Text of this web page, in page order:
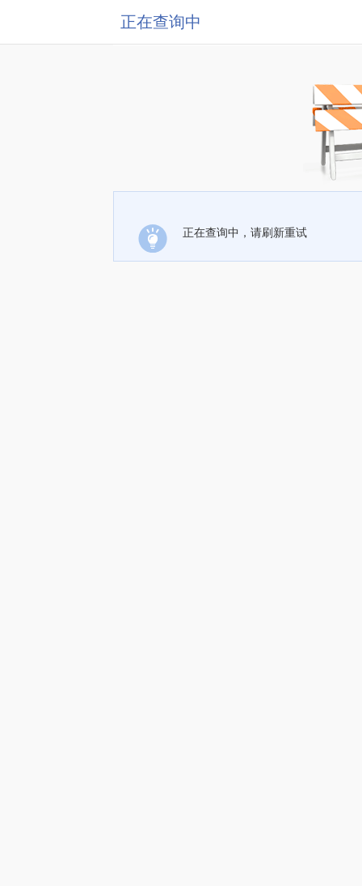
正在查询中
正在查询中，请刷新重试